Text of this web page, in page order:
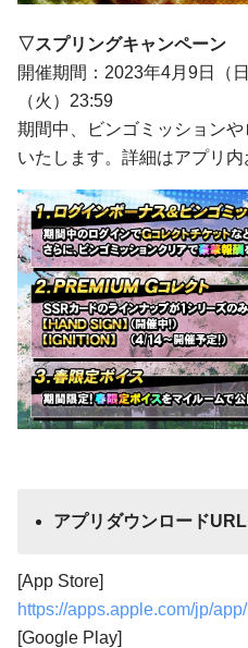
▽スプリングキャンペーン
開催期間：2023年4月9日（
（火）23:59
期間中、ビンゴミッション
いたします。詳細はアプリ内
アプリダウンロードURL
[App Store]
https://apps.apple.com/jp/
[Google Play]